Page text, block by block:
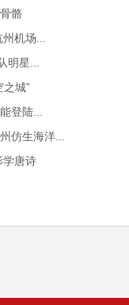
骼
机场...
明星...
之城”
登陆...
仿生海洋...
学唐诗